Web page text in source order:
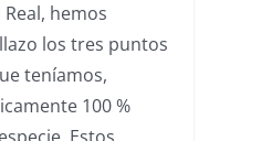
hemos
los tres puntos
teníamos,
100 %